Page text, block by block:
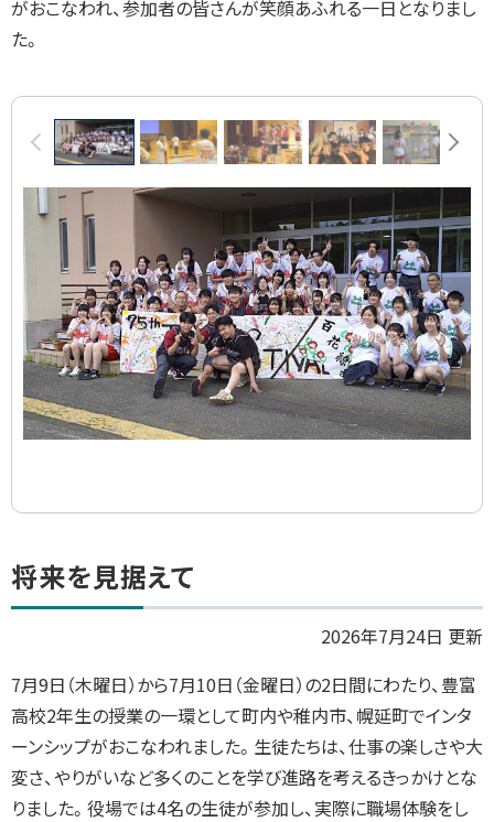
がおこなわれ、参加者の皆さんが笑顔あふれる一日となりまし
た。
画
集
前へ
ト
ッ
戻
る
将来を見据えて
2026年7月24日 更新
7月9日（木曜日）から7月10日（金曜日）の2日間にわたり、豊富
高校2年生の授業の一環として町内や稚内市、幌延町でインタ
ーンシップがおこなわれました。生徒たちは、仕事の楽しさや大
変さ、やりがいなど多くのことを学び進路を考えるきっかけとな
りました。役場では4名の生徒が参加し、実際に職場体験をし